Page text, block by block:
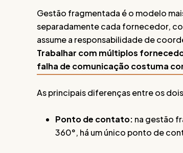
Gestão fragmentada é o modelo
separadamente cada fornecedor,
assume a responsabilidade de
Trabalhar com múltiplos
falha de comunicação costuma
As principais diferenças entre os
Ponto de contato: na gestão
360°, há um único ponto de